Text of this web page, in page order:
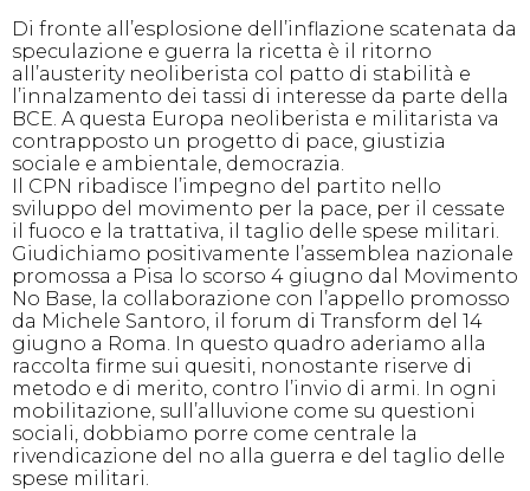
Di fronte all’esplosione dell’inflazione scatenata da
speculazione e guerra la ricetta è il ritorno
all’austerity neoliberista col patto di stabilità e
l’innalzamento dei tassi di interesse da parte della
BCE. A questa Europa neoliberista e militarista va
contrapposto un progetto di pace, giustizia
sociale e ambientale, democrazia.
Il CPN ribadisce l’impegno del partito nello
sviluppo del movimento per la pace, per il cessate
il fuoco e la trattativa, il taglio delle spese militari.
Giudichiamo positivamente l’assemblea nazionale
promossa a Pisa lo scorso 4 giugno dal Movimento
No Base, la collaborazione con l’appello promosso
da Michele Santoro, il forum di Transform del 14
giugno a Roma. In questo quadro aderiamo alla
raccolta firme sui quesiti, nonostante riserve di
metodo e di merito, contro l’invio di armi. In ogni
mobilitazione, sull’alluvione come su questioni
sociali, dobbiamo porre come centrale la
rivendicazione del no alla guerra e del taglio delle
spese militari.